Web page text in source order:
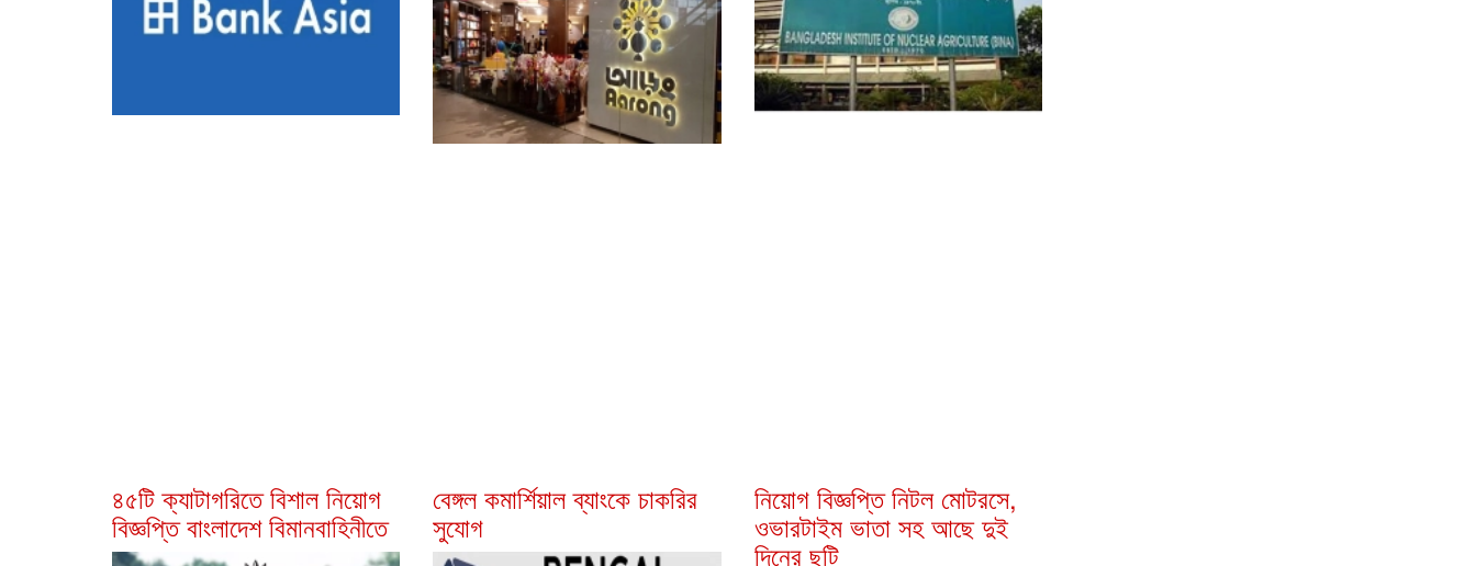
৪৫টি ক্যাটাগরিতে বিশাল নিয়োগ
বিজ্ঞপ্তি বাংলাদেশ বিমানবাহিনীতে
বেঙ্গল কমার্শিয়াল ব্যাংকে চাকরির
সুযোগ
নিয়োগ বিজ্ঞপ্তি নিটল মোটরসে,
ওভারটাইম ভাতা সহ আছে দুই
দিনের ছুটি